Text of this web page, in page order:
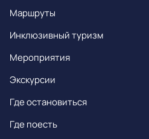
Маршруты
Инклюзивный туризм
Мероприятия
Экскурсии
Где остановиться
Где поесть